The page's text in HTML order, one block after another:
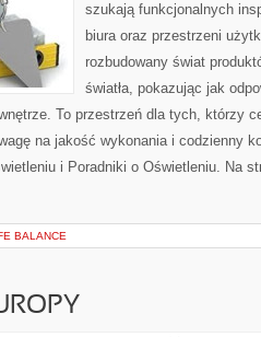
szukają funkcjonalnych
biura oraz przestrzeni
rozbudowany świat
światła, pokazując jak
To przestrzeń dla tych, którzy
na jakość wykonania i codzienny
i Poradniki o Oświetleniu. Na
BALANCE